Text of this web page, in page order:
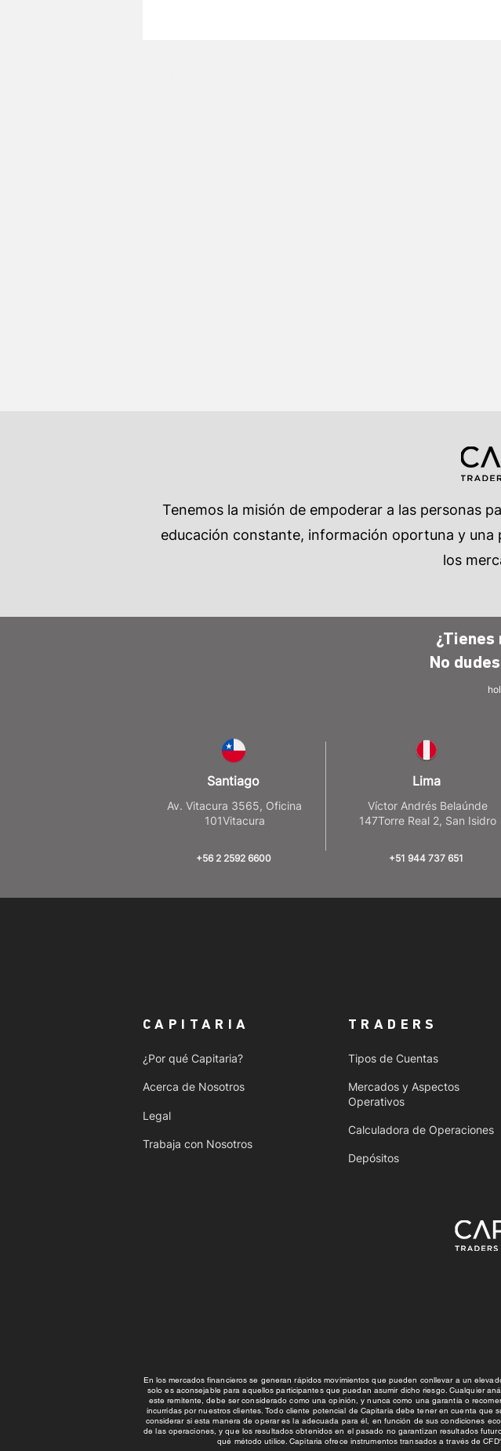
Tenemos la misión de empoderar a las personas
educación constante, información oportuna y
los
¿Tienes
No
Santiago
Av. Vitacura 3565, Oficina
101Vitacura
+56 2 2592 6600
Lima
Víctor Andrés Belaúnde
147Torre Real 2, San Isidro
+51 944 737 651
CAPITARIA
¿Por qué Capitaria?
Acerca de Nosotros
Legal
Trabaja con Nosotros
TRADERS
Tipos de Cuentas
Mercados y Aspectos
Operativos
Calculadora de Operaciones
Depósitos
En los mercados financieros se generan rápidos movimientos que pueden conllevar a un
solo es aconsejable para aquellos participantes que puedan asumir dicho riesgo. Cualquier
este remitente, debe ser considerado como una opinión, y nunca como una garantía o
incurridas por nuestros clientes. Todo cliente potencial de Capitaria debe tener en cuenta
considerar si esta manera de operar es la adecuada para él, en función de sus condiciones
de las operaciones, y que los resultados obtenidos en el pasado no garantizan resultados
qué método utilice. Capitaria ofrece instrumentos transados a través de